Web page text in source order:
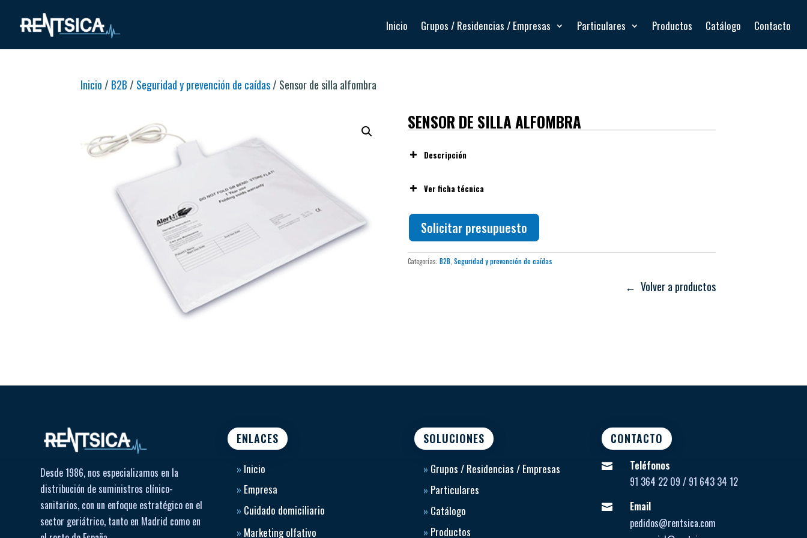
Inicio Grupos / Residencias / Empresas Particulares Productos Catálogo Contacto
Inicio / B2B / Seguridad y prevención de caídas/ Sensor de silla alfombra
SENSOR DE SILLA ALFOMBRA
Descripción
Ver ficha técnica
Solicitar presupuesto
Categorías: B2B, Seguridad y prevención de caídas
← Volver a productos
Desde 1986, nos especializamos en la
distribución de suministros clínico-
sanitarios, con un enfoque estratégico en el
sector geriátrico, tanto en Madrid como en
ENLACES
» Inicio
» Empresa
» Cuidado domiciliario
» Marketing olfativo
SOLUCIONES
» Grupos / Residencias / Empresas
» Particulares
» Catálogo
» Productos
CONTACTO

Teléfonos
91 364 22 09 / 91 643 34 12

Email
pedidos@rentsica.com